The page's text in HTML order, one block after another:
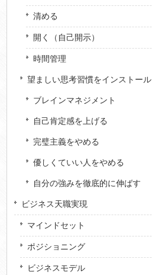
清める
開く（自己開示）
時間管理
望ましい思考習慣をインストール
ブレインマネジメント
自己肯定感を上げる
完璧主義をやめる
優しくていい人をやめる
自分の強みを徹底的に伸ばす
ビジネス天職実現
マインドセット
ポジショニング
ビジネスモデル